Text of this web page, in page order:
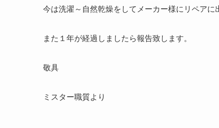
今は洗濯～自然乾燥をしてメーカー様にリペア
また１年が経過しましたら報告致します。
敬具
ミスター職質より